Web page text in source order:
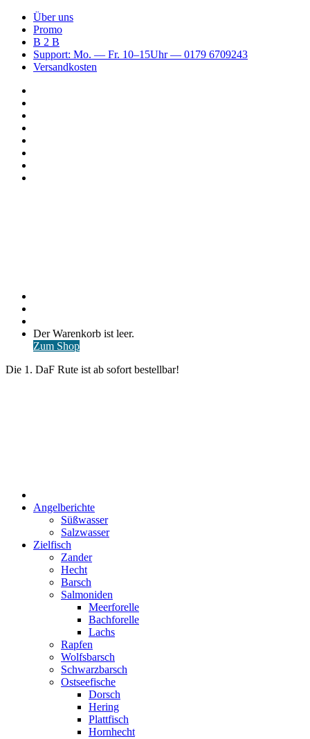
Über uns
Promo
B 2 B
Support: Mo. — Fr. 10–15Uhr — 0179 6709243
Versandkosten
Warenkorb
ansehen
Der Warenkorb ist leer.
Zum Shop
Die 1. DaF Rute ist ab sofort bestellbar!
Angelberichte
Süßwasser
Salzwasser
Zielfisch
Zander
Hecht
Barsch
Salmoniden
Meerforelle
Bachforelle
Lachs
Rapfen
Wolfsbarsch
Schwarzbarsch
Ostseefische
Dorsch
Hering
Plattfisch
Hornhecht